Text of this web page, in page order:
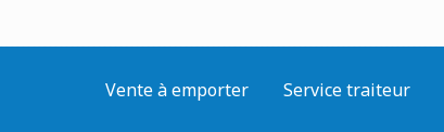
Vente à emporter Service traiteur